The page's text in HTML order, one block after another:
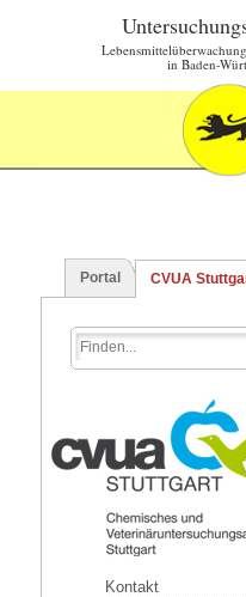
in Baden-
Portal CVUA
Kontakt